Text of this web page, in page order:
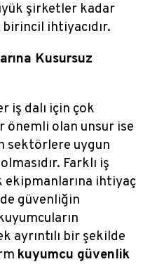
şirketler kadar
ihtiyacıdır.
Kusursuz
iş dalı için çok
önemli olan unsur ise
sektörlere uygun
Farklı iş
ihtiyaç
güvenliğin
ayrıntılı bir şekilde
kuyumcu güvenlik